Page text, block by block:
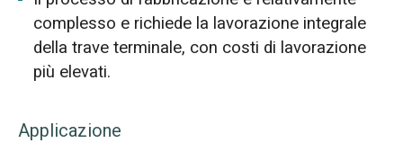
complesso e richiede la lavorazione integrale
della trave terminale, con costi di lavorazione
più elevati.
Applicazione